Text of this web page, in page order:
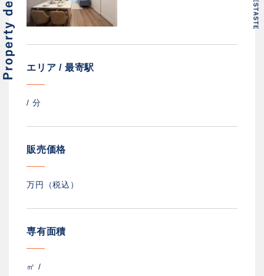
エリア / 最寄駅
/ 分
販売価格
万円（税込）
専有面積
㎡ /